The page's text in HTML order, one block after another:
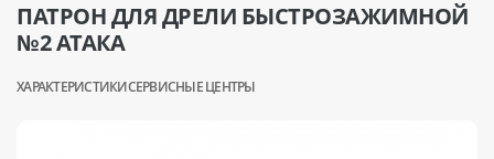
ПАТРОН ДЛЯ ДРЕЛИ БЫСТРОЗАЖИМНОЙ
№2 АТАКА
ХАРАКТЕРИСТИКИСЕРВИСНЫЕ ЦЕНТРЫ